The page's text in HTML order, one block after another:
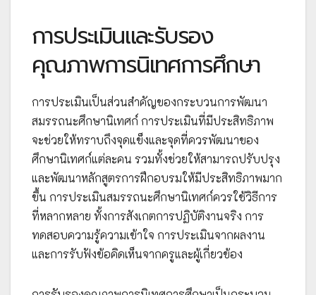
การประเมินและรับรอง
คุณภาพการนิเทศการศึกษา
การประเมินเป็นส่วนสำคัญของกระบวนการพัฒนา
สมรรถนะศึกษานิเทศก์ การประเมินที่มีประสิทธิภาพ
จะช่วยให้ทราบถึงจุดแข็งและจุดที่ควรพัฒนาของ
ศึกษานิเทศก์แต่ละคน รวมทั้งช่วยให้สามารถปรับปรุง
และพัฒนาหลักสูตรการฝึกอบรมให้มีประสิทธิภาพมาก
ขึ้น การประเมินสมรรถนะศึกษานิเทศก์ควรใช้วิธีการ
ที่หลากหลาย ทั้งการสังเกตการปฏิบัติงานจริง การ
ทดสอบความรู้ความเข้าใจ การประเมินจากผลงาน
และการรับฟังข้อคิดเห็นจากครูและผู้เกี่ยวข้อง